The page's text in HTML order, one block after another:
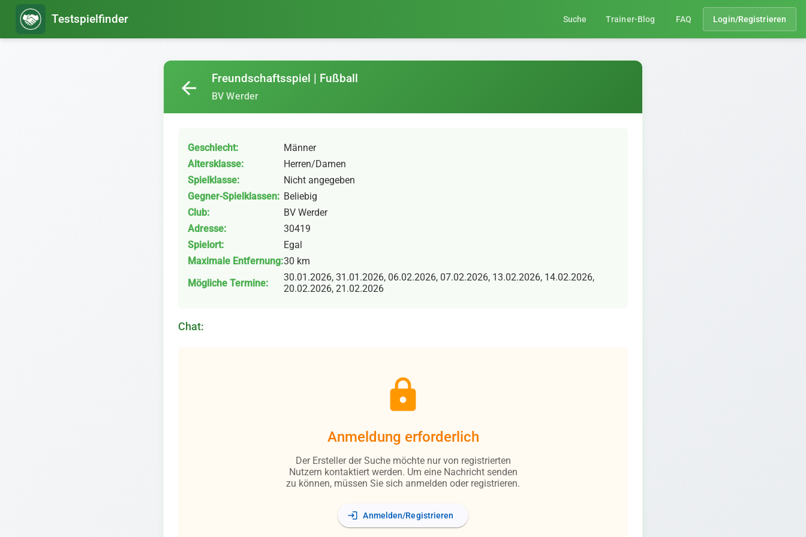
Testspielfinder Suche Trainer-Blog FAQ Login/Registrieren
Freundschaftsspiel | Fußball
BV Werder
arrow_back
Geschlecht:
Männer
Altersklasse:
Herren/Damen
Spielklasse:
Nicht angegeben
Gegner-Spielklassen: Beliebig
Club:
BV Werder
Adresse:
30419
Spielort:
Egal
Maximale Entfernung:30 km
Mögliche Termine:
30.01.2026, 31.01.2026, 06.02.2026, 07.02.2026, 13.02.2026, 14.02.2026,
20.02.2026, 21.02.2026
Chat:
lock
Anmeldung erforderlich
Der Ersteller der Suche möchte nur von registrierten
Nutzern kontaktiert werden. Um eine Nachricht senden
zu können, müssen Sie sich anmelden oder registrieren.
login Anmelden/Registrieren